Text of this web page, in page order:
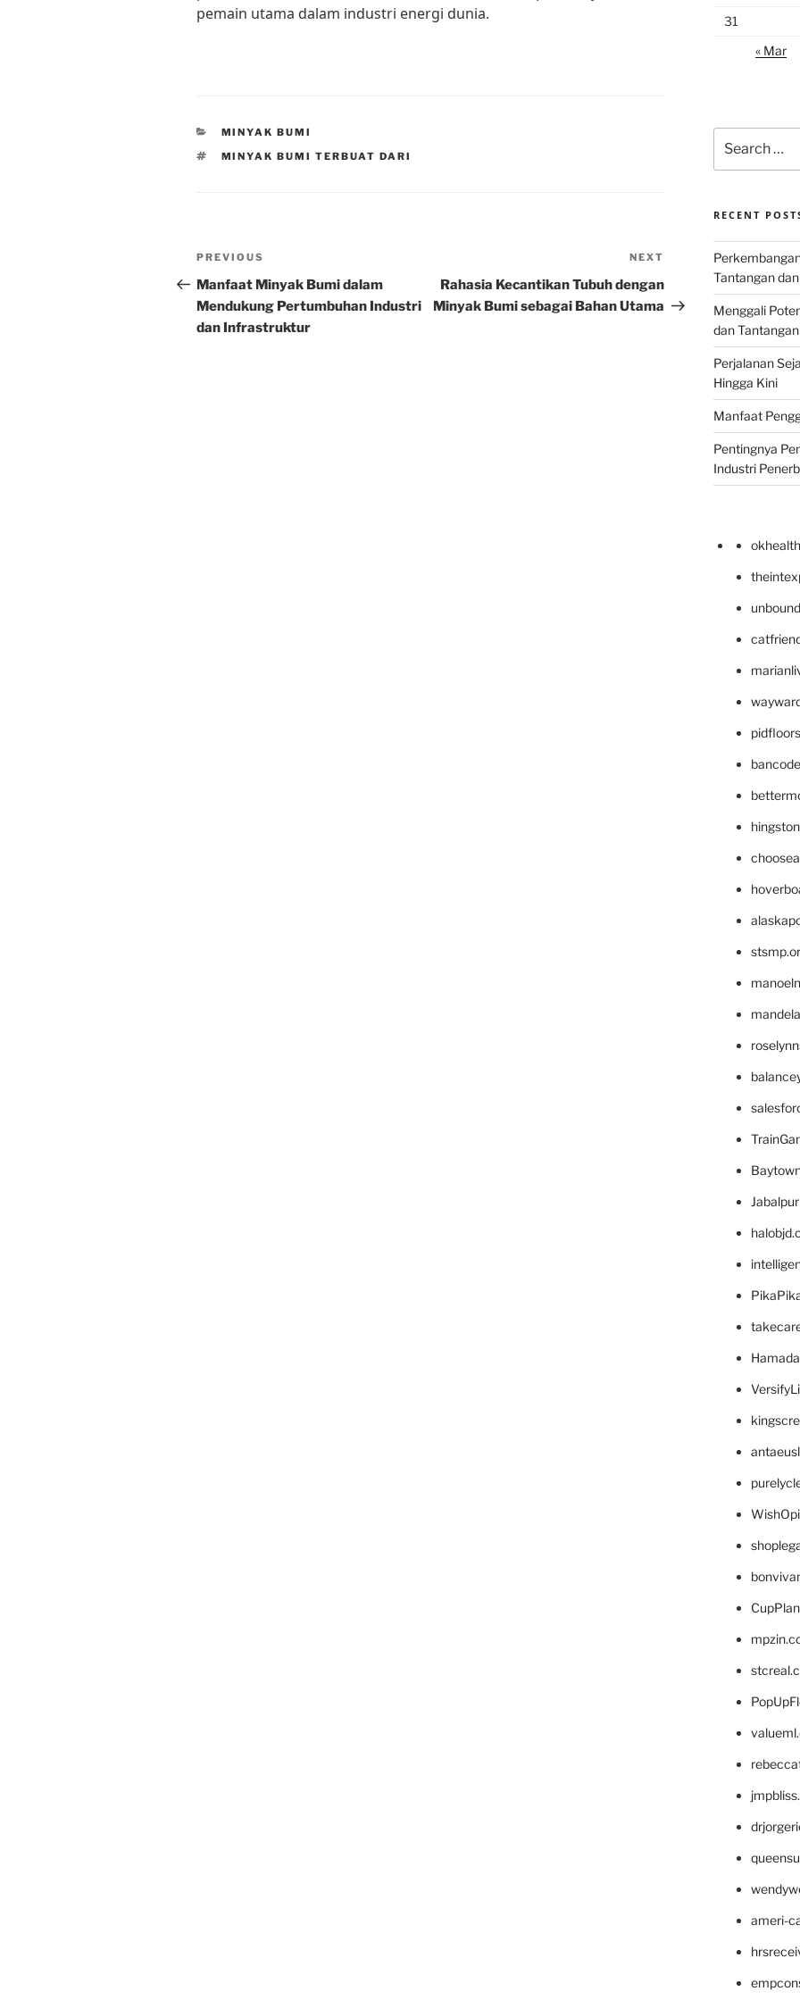
pemain utama dalam industri energi dunia.
CATEGORIES
MINYAK BUMI
TAGS
MINYAK BUMI TERBUAT DARI
Post
navigation
Previous
Post
PREVIOUS
Manfaat Minyak Bumi dalam
Mendukung Pertumbuhan Industri
dan Infrastruktur
Post
NEXT
Rahasia Kecantikan Tubuh dengan
Minyak Bumi sebagai Bahan Utama
31
« Mar
for:
RECENT
Tantangan
Menggali
dan Tantangan
Perjalanan
Hingga Kini
Manfaat
Pentingnya
Industri
ameri-